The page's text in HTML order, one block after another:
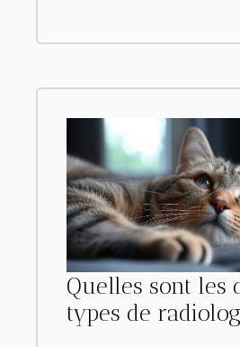
Quelles sont les
types de